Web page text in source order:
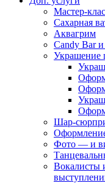
Мастер-
Сахарная
Аквагрим
Candy Bar и
Украшение
Шар-
Фото — и
Вокалисты